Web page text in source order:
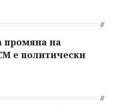
промяна на
е политически